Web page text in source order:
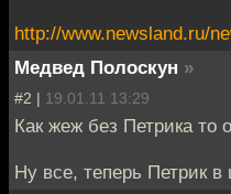
http://www.newsland.ru/
Медвед Полоскун »
#2 | 19.01.11 13:29
Как жеж без Петрика то
Ну все, теперь Петрик в